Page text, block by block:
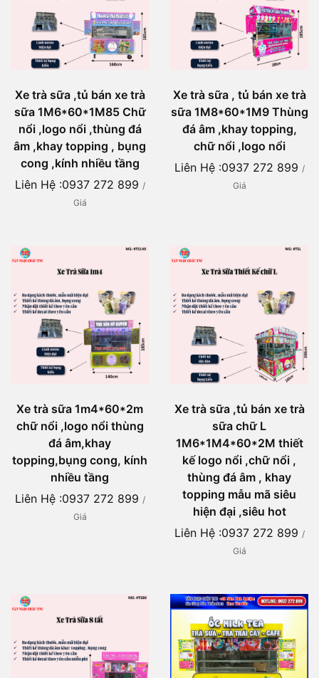
Xe trà sữa ,tủ bán xe trà
sữa 1M6*60*1M85 Chữ
nổi ,logo nổi ,thùng đá
âm ,khay topping , bụng
cong ,kính nhiều tầng
Liên Hệ :0937 272 899 /
Giá
Xe trà sữa , tủ bán xe trà
sữa 1M8*60*1M9 Thùng
đá âm ,khay topping,
chữ nổi ,logo nổi
Liên Hệ :0937 272 899 /
Giá
Xe trà sữa 1m4*60*2m
chữ nổi ,logo nổi thùng
đá âm,khay
topping,bụng cong, kính
nhiều tầng
Liên Hệ :0937 272 899 /
Giá
Xe trà sữa ,tủ bán xe trà
sữa chữ L
1M6*1M4*60*2M thiết
kế logo nổi ,chữ nổi ,
thùng đá âm , khay
topping mẫu mã siêu
hiện đại ,siêu hot
Liên Hệ :0937 272 899 /
Giá